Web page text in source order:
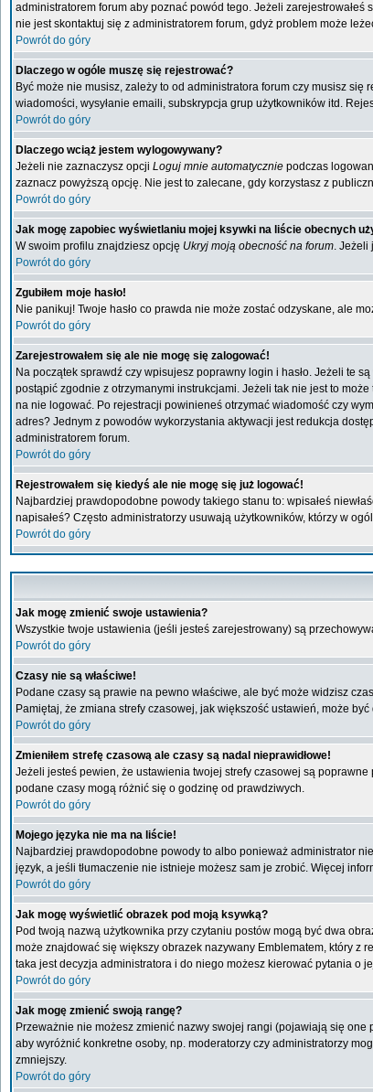
administratorem forum aby poznać powód tego. Jeżeli zarejestrowałeś
nie jest skontaktuj się z administratorem forum, gdyż problem może
Powrót do góry
Dlaczego w ogóle muszę się rejestrować?
Być może nie musisz, zależy to od administratora forum czy musisz
wiadomości, wysyłanie emaili, subskrypcja grup użytkowników itd.
Powrót do góry
Dlaczego wciąż jestem wylogowywany?
Jeżeli nie zaznaczysz opcji Loguj mnie automatycznie podczas
zaznacz powyższą opcję. Nie jest to zalecane, gdy korzystasz z
Powrót do góry
Jak mogę zapobiec wyświetlaniu mojej ksywki na liście obecnych
W swoim profilu znajdziesz opcję Ukryj moją obecność na forum. Jeżeli
Powrót do góry
Zgubiłem moje hasło!
Nie panikuj! Twoje hasło co prawda nie może zostać odzyskane, ale
Powrót do góry
Zarejestrowałem się ale nie mogę się zalogować!
Na początek sprawdź czy wpisujesz poprawny login i hasło. Jeżeli te
postąpić zgodnie z otrzymanymi instrukcjami. Jeżeli tak nie jest to
na nie logować. Po rejestracji powinieneś otrzymać wiadomość czy
adres? Jednym z powodów wykorzystania aktywacji jest redukcja
administratorem forum.
Powrót do góry
Rejestrowałem się kiedyś ale nie mogę się już logować!
Najbardziej prawdopodobne powody takiego stanu to: wpisałeś
napisałeś? Często administratorzy usuwają użytkowników, którzy w
Powrót do góry
Jak mogę zmienić swoje ustawienia?
Wszystkie twoje ustawienia (jeśli jesteś zarejestrowany) są
Powrót do góry
Czasy nie są właściwe!
Podane czasy są prawie na pewno właściwe, ale być może widzisz
Pamiętaj, że zmiana strefy czasowej, jak większość ustawień, może
Powrót do góry
Zmieniłem strefę czasową ale czasy są nadal nieprawidłowe!
Jeżeli jesteś pewien, że ustawienia twojej strefy czasowej są
podane czasy mogą różnić się o godzinę od prawdziwych.
Powrót do góry
Mojego języka nie ma na liście!
Najbardziej prawdopodobne powody to albo ponieważ administrator
język, a jeśli tłumaczenie nie istnieje możesz sam je zrobić. Więcej
Powrót do góry
Jak mogę wyświetlić obrazek pod moją ksywką?
Pod twoją nazwą użytkownika przy czytaniu postów mogą być dwa
może znajdować się większy obrazek nazywany Emblematem, który z
taka jest decyzja administratora i do niego możesz kierować pytania o
Powrót do góry
Jak mogę zmienić swoją rangę?
Przeważnie nie możesz zmienić nazwy swojej rangi (pojawiają się
aby wyróżnić konkretne osoby, np. moderatorzy czy administratorzy
zmniejszy.
Powrót do góry